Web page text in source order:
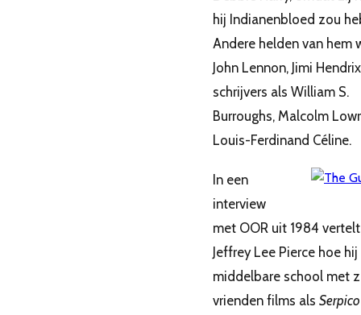
hij Indianenbloed zou
Andere helden van hem
John Lennon, Jimi
schrijvers als William S.
Burroughs, Malcolm
Louis-Ferdinand Céline.
In een
interview
met OOR uit 1984 vertelt
Jeffrey Lee Pierce hoe
middelbare school met
vrienden films als Serpico